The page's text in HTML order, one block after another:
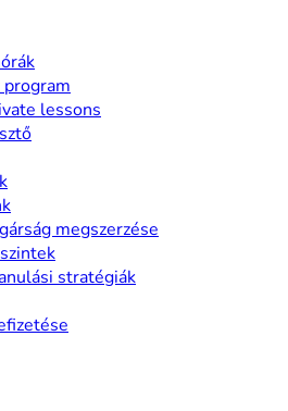
lessons
megszerzése
stratégiák